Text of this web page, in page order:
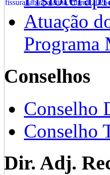
Atuação
Programa
Conselhos
Conselho
Conselho
Dir. Adj.